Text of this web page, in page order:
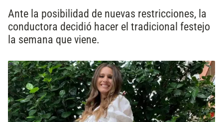
Ante la posibilidad de nuevas restricciones, la
conductora decidió hacer el tradicional festejo
la semana que viene.